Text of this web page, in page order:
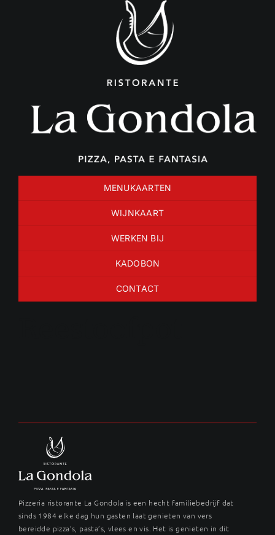
MENUKAARTEN
WIJNKAART
WERKEN BIJ
KADOBON
CONTACT
Pizzeria ristorante La Gondola is een hecht familiebedrijf dat
sinds 1984 elke dag hun gasten laat genieten van vers
bereidde pizza’s, pasta’s, vlees en vis. Het is genieten in dit